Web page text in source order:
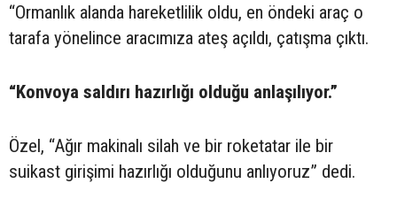
“Ormanlık alanda hareketlilik oldu, en öndeki araç o
tarafa yönelince aracımıza ateş açıldı, çatışma çıktı.
“Konvoya saldırı hazırlığı olduğu anlaşılıyor.”
Özel, “Ağır makinalı silah ve bir roketatar ile bir
suikast girişimi hazırlığı olduğunu anlıyoruz” dedi.